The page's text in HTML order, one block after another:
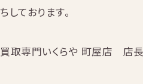
ちしております。
買取専門いくらや 町屋店 店長